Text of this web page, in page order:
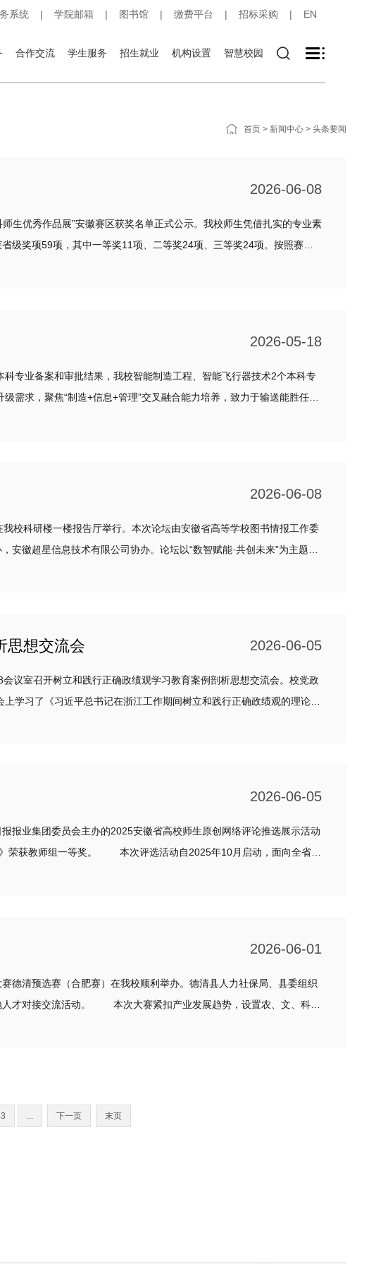
系统 | 学院邮箱 | 图书馆 | 缴费平台 | 招标采购 | EN
合作交流 学生服务 招生就业 机构设置 智慧校园
首页 > 新闻中心 > 头条要闻
2026-06-08
优秀作品展”安徽赛区获奖名单正式公示。我校师生凭借扎实的专业素
级奖项59项，其中一等奖11项、二等奖24项、三等奖24项。按照赛事
2026-05-18
业备案和审批结果，我校智能制造工程、智能飞行器技术2个本科专
2026-06-08
科研楼一楼报告厅举行。本次论坛由安徽省高等学校图书情报工作委
徽超星信息技术有限公司协办。论坛以“数智赋能·共创未来”为主题，
2026-06-05
思想交流会
室召开树立和践行正确政绩观学习教育案例剖析思想交流会。校党政
2026-06-05
业集团委员会主办的2025安徽省高校师生原创网络评论推选展示活动
自2025年10月启动，面向全省
2026-06-01
清预选赛（合肥赛）在我校顺利举办。德清县人力社保局、县委组织
展趋势，设置农、文、科、
... 下一页 末页